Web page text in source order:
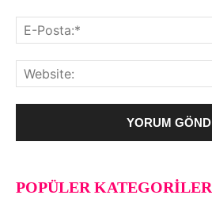
POPÜLER KATEGORILER